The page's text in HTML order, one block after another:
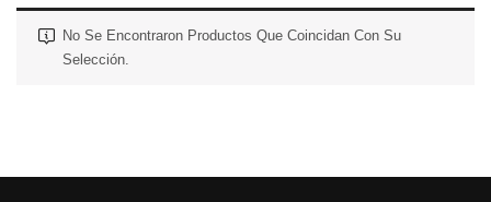
No Se Encontraron Productos Que Coincidan Con Su
Selección.